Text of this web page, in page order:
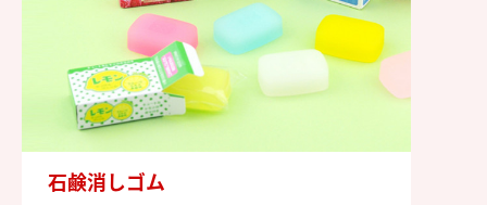
石鹸消しゴム
石鹸消しゴム